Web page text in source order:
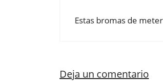
Estas bromas de
Deja un comentario